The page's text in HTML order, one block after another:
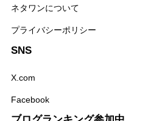
リー
ネタワンについて
プライバシーポリシー
SNS
X.com
Facebook